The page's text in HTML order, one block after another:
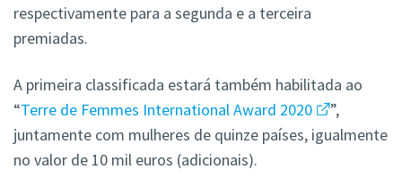
respectivamente para a segunda e a terceira
premiadas.
A primeira classificada estará também habilitada ao
“Terre de Femmes International Award 2020
”,
juntamente com mulheres de quinze países, igualmente
no valor de 10 mil euros (adicionais).